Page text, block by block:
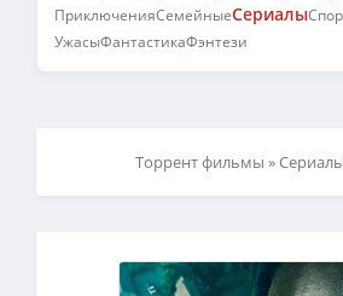
ПриключенияСемейныеСериалы
УжасыФантастикаФэнтези
Торрент фильмы »Сериалы